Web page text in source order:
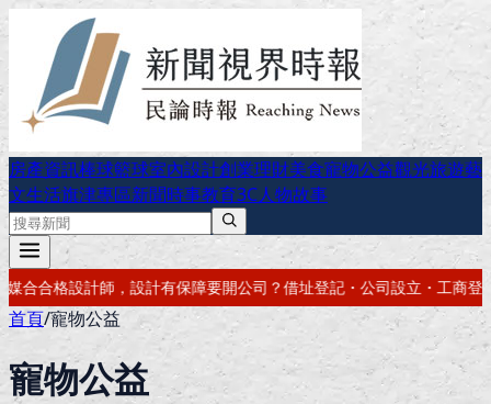
房產資訊棒球籃球室內設計創業理財美食寵物公益觀光旅遊藝
文生活旗津專區新聞時事教育3C人物故事
？借址登記・公司設立・工商登記一次辦好記帳報稅・節稅規劃・帳務
首頁/寵物公益
寵物公益